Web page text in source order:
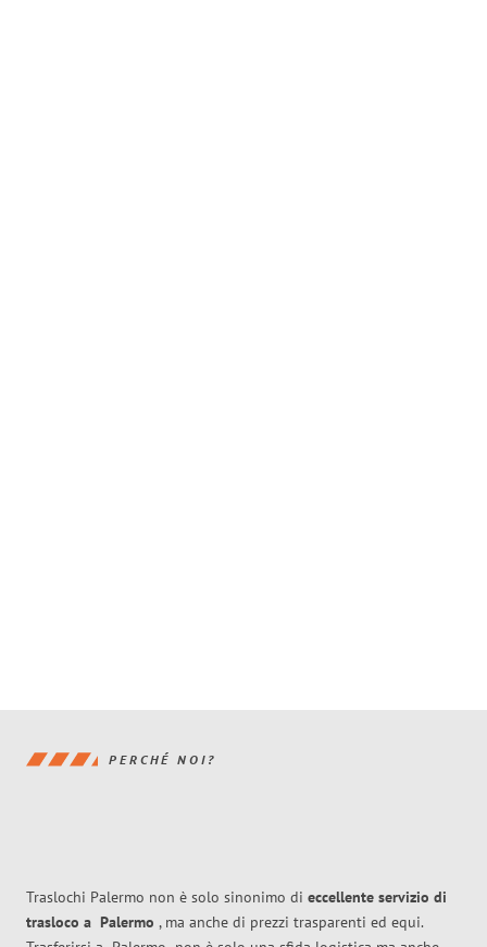
PERCHÉ NOI?
Traslochi Palermo non è solo sinonimo di eccellente servizio di
trasloco a Palermo , ma anche di prezzi trasparenti ed equi.